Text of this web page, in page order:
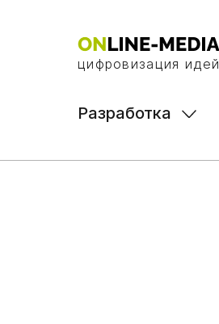
цифровизация идей
Разработка